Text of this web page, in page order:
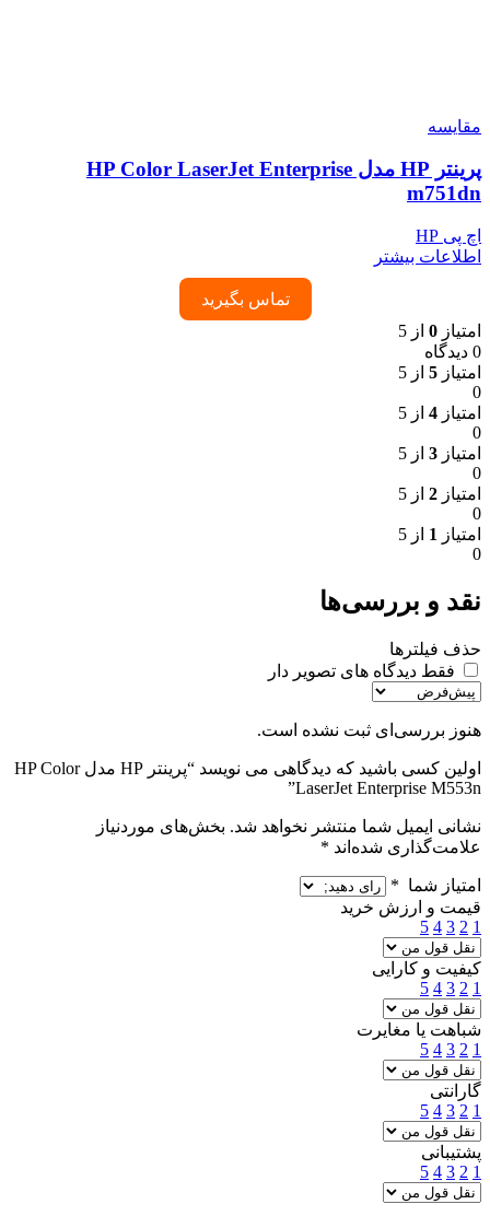
مقایسه
پرینتر HP مدل HP Color LaserJet Enterprise
m751dn
اچ پی HP
اطلاعات بیشتر
تماس بگیرید
امتیاز 0 از 5
0 دیدگاه
امتیاز 5 از 5
0
امتیاز 4 از 5
0
امتیاز 3 از 5
0
امتیاز 2 از 5
0
امتیاز 1 از 5
0
نقد و بررسی‌ها
حذف فیلترها
فقط دیدگاه های تصویر دار
هنوز بررسی‌ای ثبت نشده است.
اولین کسی باشید که دیدگاهی می نویسد “پرینتر HP مدل HP Color
LaserJet Enterprise M553n”
نشانی ایمیل شما منتشر نخواهد شد. بخش‌های موردنیاز
علامت‌گذاری شده‌اند *
امتیاز شما *
قیمت و ارزش خرید
1
2
3
4
5
کیفیت و کارایی
1
2
3
4
5
شباهت یا مغایرت
1
2
3
4
5
گارانتی
1
2
3
4
5
پشتیبانی
1
2
3
4
5